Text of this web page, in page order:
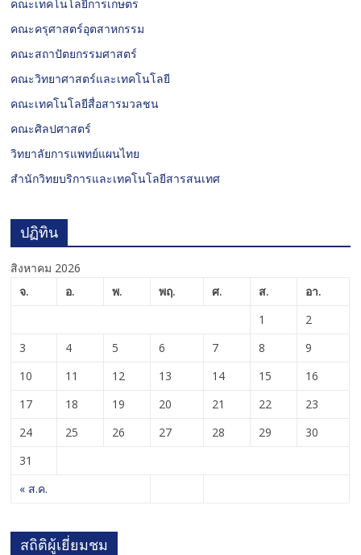
คณะเทคโนโลยีการเกษตร
คณะครุศาสตร์อุตสาหกรรม
คณะสถาปัตยกรรมศาสตร์
คณะวิทยาศาสตร์และเทคโนโลยี
คณะเทคโนโลยีสื่อสารมวลชน
คณะศิลปศาสตร์
วิทยาลัยการแพทย์แผนไทย
สำนักวิทยบริการและเทคโนโลยีสารสนเทศ
ปฏิทิน
สิงหาคม 2026
จ.
อ. พ. พฤ. ศ. ส. อา.
« ส.ค.
1
2
3
4 5 6 7 8
9
10
11 12 13 14 15
16
17
18 19 20 21 22
23
24
25 26 27 28 29
30
31
สถิติผู้เยี่ยมชม